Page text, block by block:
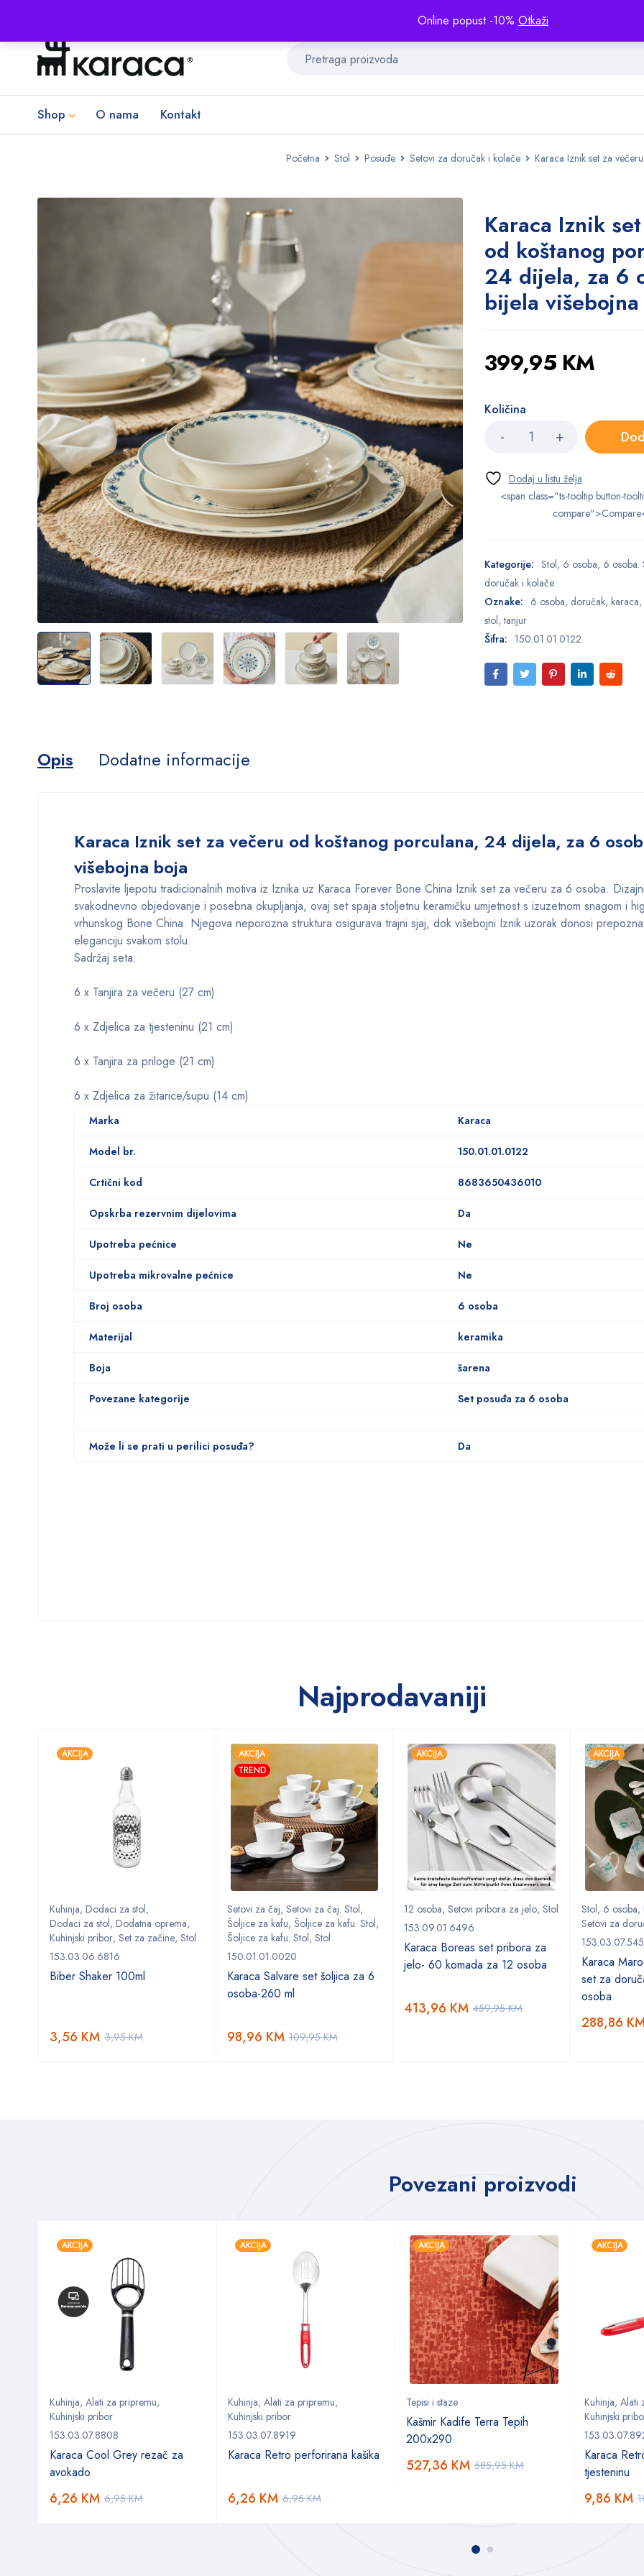
Online popust -10% Otkaži
Shop O nama Kontakt
Početna Stol Posuđe Setovi za doručak i kolače Karaca Iznik set za
Karaca Iznik
od koštanog
24 dijela, za 6
bijela
399,95 KM
Količina
<span class="ts-tooltip button-
Kategorije: Stol, 6 osoba, 6 osoba.
doručak i kolače
Oznake: 6 osoba, doručak, karaca,
stol,tanjur
Šifra: 150.01.01.0122
Opis Dodatne informacije
Karaca Iznik set za večeru od koštanog porculana, 24 dijela, za 6
višebojna boja
Proslavite ljepotu tradicionalnih motiva iz Iznika uz Karaca Forever Bone China Iznik set za večeru za 6 osoba.
svakodnevno objedovanje i posebna okupljanja, ovaj set spaja stoljetnu keramičku umjetnost s izuzetnom snagom i
vrhunskog Bone China. Njegova neporozna struktura osigurava trajni sjaj, dok višebojni Iznik uzorak donosi
eleganciju svakom stolu.
Sadržaj seta:
6 x Tanjira za večeru (27 cm)
6 x Zdjelica za tjesteninu (21 cm)
6 x Tanjira za priloge (21 cm)
6 x Zdjelica za žitarice/supu (14 cm)
Marka Karaca
Model br. 150.01.01.0122
Crtični kod 8683650436010
Opskrba rezervnim dijelovima Da
Upotreba pećnice Ne
Upotreba mikrovalne pećnice Ne
Broj osoba 6 osoba
Materijal keramika
Boja šarena
Povezane kategorije Set posuđa za 6 osoba
Može li se prati u perilici posuđa? Da
Najprodavaniji
AKCIJA
Kuhinja, Dodaci za stol,
Dodaci za stol, Dodatna oprema,
Kuhinjski pribor, Set za začine, Stol
153.03.06.6816
Biber Shaker 100ml
3,95KM
3,56 KM
AKCIJA
TREND
Setovi za čaj, Setovi za čaj. Stol,
Šoljice za kafu, Šoljice za kafu. Stol,
Šoljice za kafu. Stol, Stol
150.01.01.0020
Karaca Salvare set šoljica za 6
osoba-260 ml
109,95KM
98,96 KM
AKCIJA
12 osoba, Setovi pribora za jelo, Stol
153.09.01.6496
Karaca Boreas set pribora za
jelo- 60 komada za 12 osoba
459,95KM
413,96 KM
AKCIJA
Stol, 6 osoba,
Setovi za
Karaca
set za
osoba
288,86
Povezani proizvodi
AKCIJA
Kuhinja, Alati za pripremu,
Kuhinjski pribor
153.03.07.8808
Karaca Cool Grey rezač za
avokado
6,95KM
6,26 KM
AKCIJA
Kuhinja, Alati za pripremu,
Kuhinjski pribor
153.03.07.8919
Karaca Retro perforirana kašika
6,95KM
6,26 KM
AKCIJA
Tepisi i staze
Kašmir Kadife Terra Tepih
200x290
585,95KM
527,36 KM
AKCIJA
Kuhinja, Alati
Kuhinjski
Karaca
tjesteninu
9,86 KM